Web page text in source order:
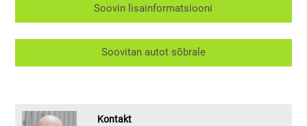
Soovin lisainformatsiooni
Soovitan autot sõbrale
Kontakt